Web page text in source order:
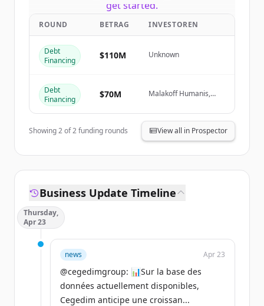
get started.
Create Free Account
Du hast schon ein Konto?
ROUND BETRAG INVESTOREN
Debt
Financing
$110M Unknown
Debt
Financing
$70M
Malakoff Humanis,
Showing2of2funding rounds View all in Prospector
Business Update Timeline
Thursday,
Apr 23
news Apr 23
@cegedimgroup: 📊Sur la base des
données actuellement disponibles,
Cegedim anticipe une croissan...